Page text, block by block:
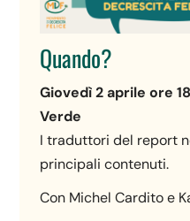
Quando?
Giovedì 2 aprile ore
Verde
I traduttori del report
principali contenuti.
Con Michel Cardito e